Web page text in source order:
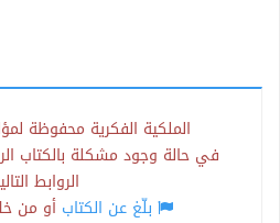
الملكية الفكرية محفوظة
في حالة وجود مشكلة بالكتاب
الروابط
بلّغ عن الكتاب أو من